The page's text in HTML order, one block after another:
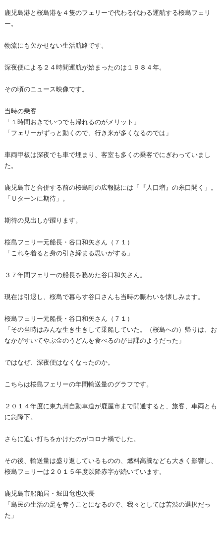
鹿児島港と桜島港を４隻のフェリーで代わる代わる運航する桜島フェリ
ー。
物流にも欠かせない生活航路です。
深夜便による２４時間運航が始まったのは１９８４年。
その頃のニュース映像です。
当時の乗客
「１時間おきでいつでも帰れるのがメリット」
「フェリーがずっと動くので、行き来が多くなるのでは」
車両甲板は深夜でも車で埋まり、客室も多くの乗客でにぎわっていまし
た。
鹿児島市と合併する前の桜島町の広報誌には「『人口増』の糸口開く」。
「Ｕターンに期待」。
期待の見出しが躍ります。
桜島フェリー元船長・谷口和矢さん（７１）
「これを着ると身の引き締まる思いがする」
３７年間フェリーの船長を務めた谷口和矢さん。
現在は引退し、桜島で暮らす谷口さんも当時の賑わいを懐しみます。
桜島フェリー元船長・谷口和矢さん（７１）
「その当時はみんな生き生きして乗船していた。（桜島への）帰りは、お
なかがすいてやぶ金のうどんを食べるのが日課のようだった」
ではなぜ、深夜便はなくなったのか。
こちらは桜島フェリーの年間輸送量のグラフです。
２０１４年度に東九州自動車道が鹿屋市まで開通すると、旅客、車両とも
に急降下。
さらに追い打ちをかけたのがコロナ禍でした。
その後、輸送量は盛り返しているものの、燃料高騰なども大きく影響し、
桜島フェリーは２０１５年度以降赤字が続いています。
鹿児島市船舶局・堀田竜也次長
「島民の生活の足を奪うことになるので、我々としては苦渋の選択だっ
た」